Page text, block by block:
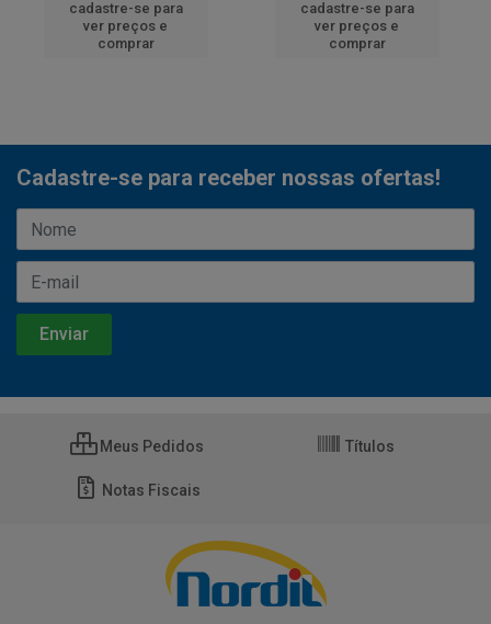
cadastre-se para
ver preços e
comprar
cadastre-se para
ver preços e
comprar
Cadastre-se para receber nossas ofertas!
Meus Pedidos Títulos
Notas Fiscais